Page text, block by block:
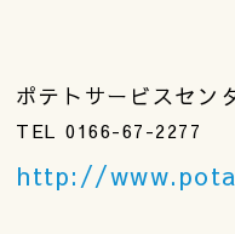
ポテトサービスセン
TEL 0166-67-2277
http://